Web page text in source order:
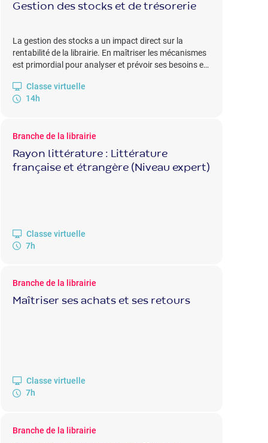
Gestion des stocks et de trésorerie
La gestion des stocks a un impact direct sur la
rentabilité de la librairie. En maîtriser les mécanismes
est primordial pour analyser et prévoir ses besoins en
Classe virtuelle
14h
Branche de la librairie
Rayon littérature : Littérature
française et étrangère (Niveau expert)
Classe virtuelle
7h
Branche de la librairie
Maîtriser ses achats et ses retours
Classe virtuelle
7h
Branche de la librairie